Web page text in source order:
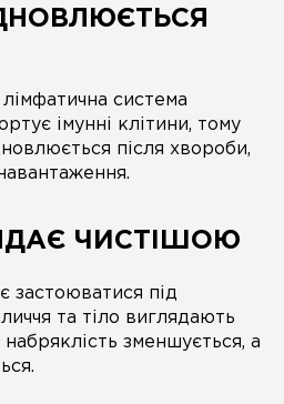
система
імунні клітини, тому
після хвороби,
ЧИСТІШОЮ
застоюватися під
та тіло виглядають
зменшується, а